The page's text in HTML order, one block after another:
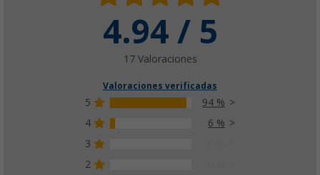
4.94 / 5
17 Valoraciones
Valoraciones verificadas
5
94 %
4
6 %
3
2